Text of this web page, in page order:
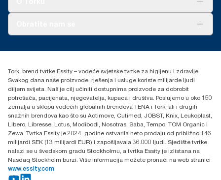
+385 913 900 004
H-1021 Budapest
Budakeszi út 51.
Tork, brend tvrtke Essity – vodeće svjetske tvrtke za higijenu i zdravlje.
Svakog dana naše proizvode, rješenja i usluge koriste milijarde ljudi
diljem svijeta. Naš je cilj učiniti dostupnima proizvode za dobrobit
potrošača, pacijenata, njegovatelja, kupaca i društva. Poslujemo u oko 150
zemalja u sklopu vodećih globalnih brendova TENA i Tork, ali i drugih
snažnih brendova kao što su Actimove, Cutimed, JOBST, Knix, Leukoplast,
Libero, Libresse, Lotus, Modibodi, Nosotras, Saba, Tempo, TOM Organic i
Zewa. Tvrtka Essity je 2024. godine ostvarila neto prodaju od približno 146
milijardi SEK (13 milijardi EUR) i zapošljavala 36.000 ljudi. Sjedište tvrtke
nalazi se u švedskom gradu Stockholmu, a tvrtka Essity je izlistana na
Nasdaq Stockholm burzi. Više informacija možete pronaći na web stranici
www.essity.com